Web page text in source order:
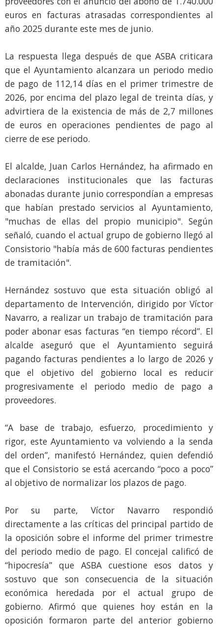
euros en facturas atrasadas correspondientes al
año 2025 durante este mes de junio.
La respuesta llega después de que ASBA criticara
que el Ayuntamiento alcanzara un periodo medio
de pago de 112,14 días en el primer trimestre de
2026, por encima del plazo legal de treinta días, y
advirtiera de la existencia de más de 2,7 millones
de euros en operaciones pendientes de pago al
cierre de ese periodo.
El alcalde, Juan Carlos Hernández, ha afirmado en
declaraciones institucionales que las facturas
abonadas durante junio correspondían a empresas
que habían prestado servicios al Ayuntamiento,
"muchas de ellas del propio municipio". Según
señaló, cuando el actual grupo de gobierno llegó al
Consistorio "había más de 600 facturas pendientes
de tramitación".
Hernández sostuvo que esta situación obligó al
departamento de Intervención, dirigido por Víctor
Navarro, a realizar un trabajo de tramitación para
poder abonar esas facturas “en tiempo récord”. El
alcalde aseguró que el Ayuntamiento seguirá
pagando facturas pendientes a lo largo de 2026 y
que el objetivo del gobierno local es reducir
progresivamente el periodo medio de pago a
proveedores.
“A base de trabajo, esfuerzo, procedimiento y
rigor, este Ayuntamiento va volviendo a la senda
del orden”, manifestó Hernández, quien defendió
que el Consistorio se está acercando “poco a poco”
al objetivo de normalizar los plazos de pago.
Por su parte, Víctor Navarro respondió
directamente a las críticas del principal partido de
la oposición sobre el informe del primer trimestre
del periodo medio de pago. El concejal calificó de
“hipocresía” que ASBA cuestione esos datos y
sostuvo que son consecuencia de la situación
económica heredada por el actual grupo de
gobierno. Afirmó que quienes hoy están en la
oposición formaron parte del anterior gobierno